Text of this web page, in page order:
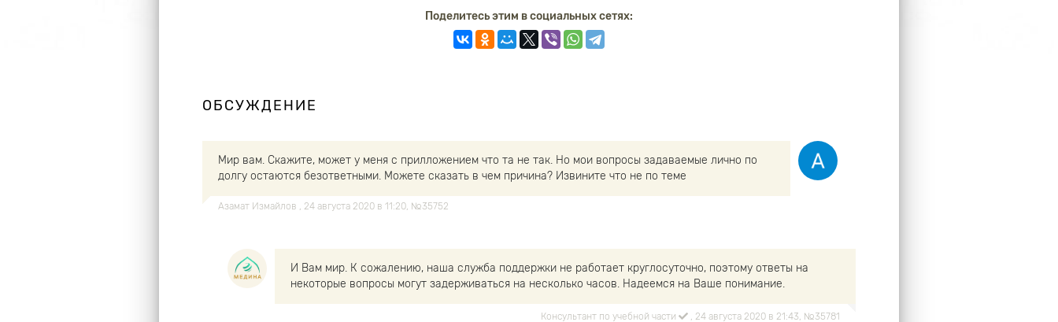
Поделитесь этим в социальных сетях:
ОБСУЖДЕНИЕ
Мир вам. Скажите, может у меня с прилложением что та не так. Но мои вопросы задаваемые лично по
долгу остаются безответными. Можете сказать в чем причина? Извините что не по теме
Азамат Измайлов , 24 августа 2020 в 11:20, №35752
И Вам мир. К сожалению, наша служба поддержки не работает круглосуточно, поэтому ответы на
некоторые вопросы могут задерживаться на несколько часов. Надеемся на Ваше понимание.
Консультант по учебной части , 24 августа 2020 в 21:43, №35781